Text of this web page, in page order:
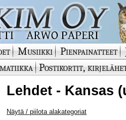
Musiikki Pienpainatteet
Postikortit,
Lehdet - Kansas
Näytä / piilota alakategoriat